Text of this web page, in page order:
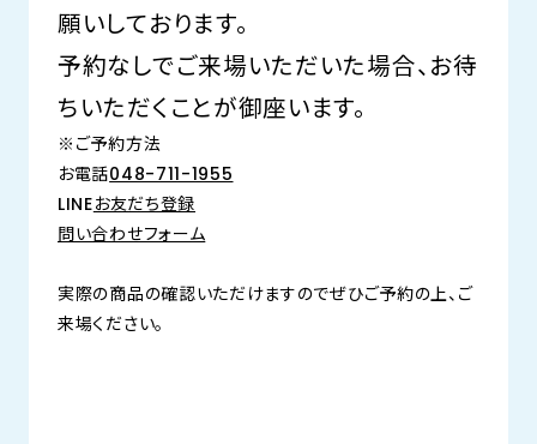
願いしております。
予約なしでご来場いただいた場合、お待
ちいただくことが御座います。
※ご予約方法
お電話048-711-1955
LINEお友だち登録
問い合わせフォーム
実際の商品の確認いただけますのでぜひご予約の上、ご
来場ください。